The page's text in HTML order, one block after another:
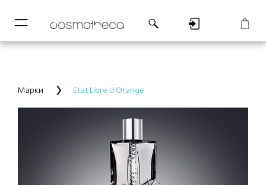
─
─ РегистрацияКорзина
Марки Etat Libre d'Orange